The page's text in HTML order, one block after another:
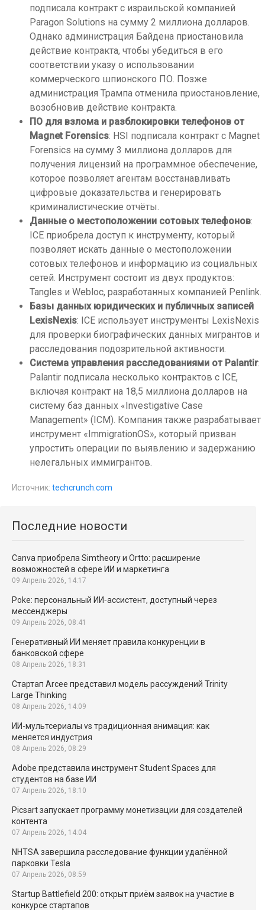
подписала контракт с израильской компанией
Paragon Solutions на сумму 2 миллиона долларов.
Однако администрация Байдена приостановила
действие контракта, чтобы убедиться в его
соответствии указу о использовании
коммерческого шпионского ПО. Позже
администрация Трампа отменила приостановление,
возобновив действие контракта.
ПО для взлома и разблокировки телефонов от
Magnet Forensics: HSI подписала контракт с Magnet
Forensics на сумму 3 миллиона долларов для
получения лицензий на программное обеспечение,
которое позволяет агентам восстанавливать
цифровые доказательства и генерировать
криминалистические отчёты.
Данные о местоположении сотовых телефонов:
ICE приобрела доступ к инструменту, который
позволяет искать данные о местоположении
сотовых телефонов и информацию из социальных
сетей. Инструмент состоит из двух продуктов:
Tangles и Webloc, разработанных компанией Penlink.
Базы данных юридических и публичных записей
LexisNexis: ICE использует инструменты LexisNexis
для проверки биографических данных мигрантов и
расследования подозрительной активности.
Система управления расследованиями от Palantir:
Palantir подписала несколько контрактов с ICE,
включая контракт на 18,5 миллиона долларов на
систему баз данных «Investigative Case
Management» (ICM). Компания также разрабатывает
инструмент «ImmigrationOS», который призван
упростить операции по выявлению и задержанию
нелегальных иммигрантов.
Источник: techcrunch.com
Последние новости
Canva приобрела Simtheory и Ortto: расширение
возможностей в сфере ИИ и маркетинга
09 Апрель 2026, 14:17
Poke: персональный ИИ‑ассистент, доступный через
мессенджеры
09 Апрель 2026, 08:41
Генеративный ИИ меняет правила конкуренции в
банковской сфере
08 Апрель 2026, 18:31
Стартап Arcee представил модель рассуждений Trinity
Large Thinking
08 Апрель 2026, 14:09
ИИ-мультсериалы vs традиционная анимация: как
меняется индустрия
08 Апрель 2026, 08:29
Adobe представила инструмент Student Spaces для
студентов на базе ИИ
07 Апрель 2026, 18:10
Picsart запускает программу монетизации для создателей
контента
07 Апрель 2026, 14:04
NHTSA завершила расследование функции удалённой
парковки Tesla
07 Апрель 2026, 08:59
Startup Battlefield 200: открыт приём заявок на участие в
конкурсе стартапов